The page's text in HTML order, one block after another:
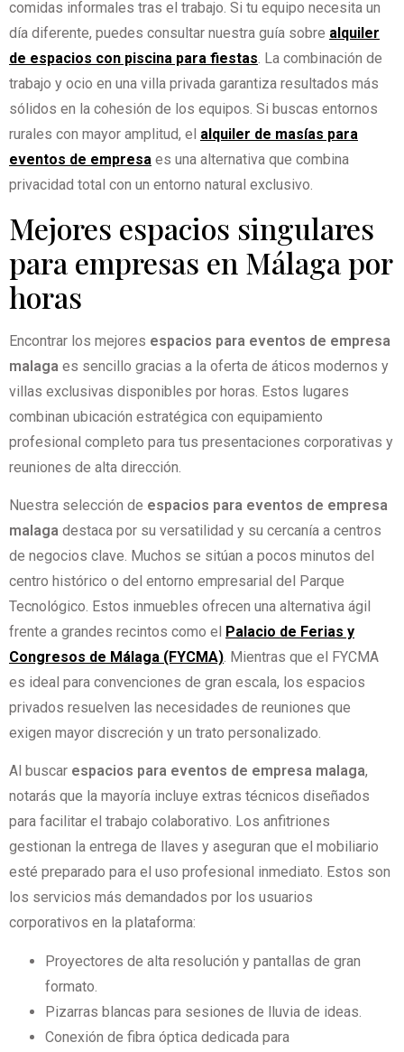
comidas informales tras el trabajo. Si tu equipo necesita un
día diferente, puedes consultar nuestra guía sobre alquiler
de espacios con piscina para fiestas. La combinación de
trabajo y ocio en una villa privada garantiza resultados más
sólidos en la cohesión de los equipos. Si buscas entornos
rurales con mayor amplitud, el alquiler de masías para
eventos de empresa es una alternativa que combina
privacidad total con un entorno natural exclusivo.
Mejores espacios singulares
para empresas en Málaga por
horas
Encontrar los mejores espacios para eventos de empresa
malaga es sencillo gracias a la oferta de áticos modernos y
villas exclusivas disponibles por horas. Estos lugares
combinan ubicación estratégica con equipamiento
profesional completo para tus presentaciones corporativas y
reuniones de alta dirección.
Nuestra selección de espacios para eventos de empresa
malaga destaca por su versatilidad y su cercanía a centros
de negocios clave. Muchos se sitúan a pocos minutos del
centro histórico o del entorno empresarial del Parque
Tecnológico. Estos inmuebles ofrecen una alternativa ágil
frente a grandes recintos como el Palacio de Ferias y
Congresos de Málaga (FYCMA). Mientras que el FYCMA
es ideal para convenciones de gran escala, los espacios
privados resuelven las necesidades de reuniones que
exigen mayor discreción y un trato personalizado.
Al buscar espacios para eventos de empresa malaga,
notarás que la mayoría incluye extras técnicos diseñados
para facilitar el trabajo colaborativo. Los anfitriones
gestionan la entrega de llaves y aseguran que el mobiliario
esté preparado para el uso profesional inmediato. Estos son
los servicios más demandados por los usuarios
corporativos en la plataforma:
Proyectores de alta resolución y pantallas de gran
formato.
Pizarras blancas para sesiones de lluvia de ideas.
Conexión de fibra óptica dedicada para